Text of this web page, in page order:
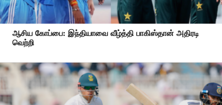
ஆசிய கோப்பை: இந்தியாவை வீழ்த்தி பாகிஸ்தான் அதிரடி
வெற்றி